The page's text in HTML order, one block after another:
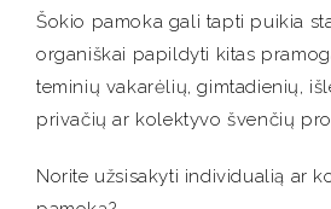
Šokio pamoka gali tapti puikia
organiškai papildyti kitas
teminių vakarėlių, gimtadienių,
privačių ar kolektyvo švenčių
Norite užsisakyti individualią ar